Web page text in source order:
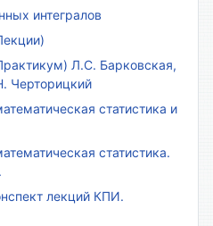
интегралов
Л.С. Барковская,
Черторицкий
статистика и
статистика.
лекций КПИ.